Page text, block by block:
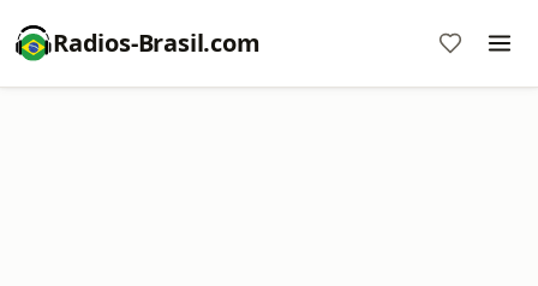
Radios-Brasil.com